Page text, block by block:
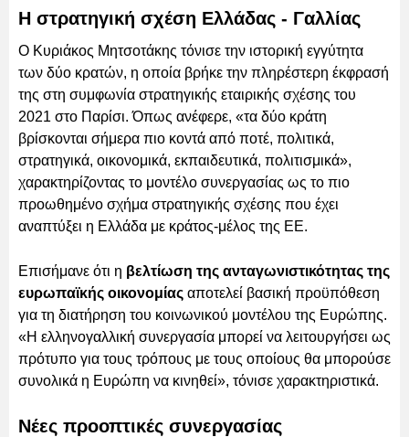
Η στρατηγική σχέση Ελλάδας - Γαλλίας
Ο Κυριάκος Μητσοτάκης τόνισε την ιστορική εγγύτητα
των δύο κρατών, η οποία βρήκε την πληρέστερη έκφρασή
της στη συμφωνία στρατηγικής εταιρικής σχέσης του
2021 στο Παρίσι. Όπως ανέφερε, «τα δύο κράτη
βρίσκονται σήμερα πιο κοντά από ποτέ, πολιτικά,
στρατηγικά, οικονομικά, εκπαιδευτικά, πολιτισμικά»,
χαρακτηρίζοντας το μοντέλο συνεργασίας ως το πιο
προωθημένο σχήμα στρατηγικής σχέσης που έχει
αναπτύξει η Ελλάδα με κράτος-μέλος της ΕΕ.
Επισήμανε ότι η βελτίωση της ανταγωνιστικότητας της
ευρωπαϊκής οικονομίας αποτελεί βασική προϋπόθεση
για τη διατήρηση του κοινωνικού μοντέλου της Ευρώπης.
«Η ελληνογαλλική συνεργασία μπορεί να λειτουργήσει ως
πρότυπο για τους τρόπους με τους οποίους θα μπορούσε
συνολικά η Ευρώπη να κινηθεί», τόνισε χαρακτηριστικά.
Νέες προοπτικές συνεργασίας